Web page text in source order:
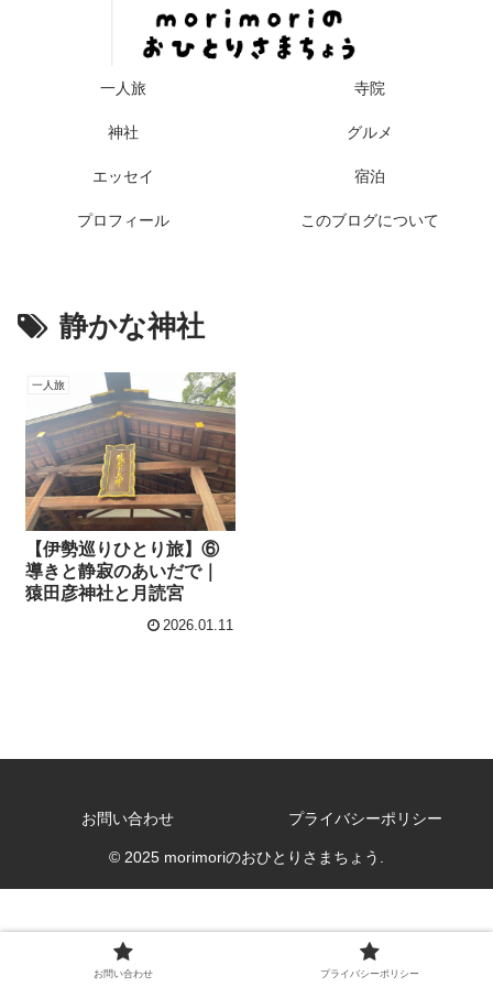
一人旅 寺院
神社 グルメ
エッセイ 宿泊
プロフィール このブログについて
静かな神社
一人旅
【伊勢巡りひとり旅】⑥
導きと静寂のあいだで｜
猿田彦神社と月読宮
2026.01.11
お問い合わせ プライバシーポリシー
© 2025 morimoriのおひとりさまちょう.
お問い合わせ プライバシーポリシー